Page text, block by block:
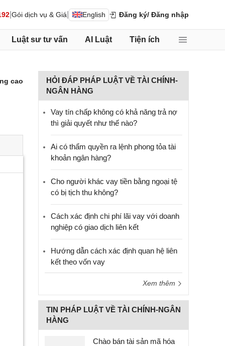
Gói dịch vụ & Giá English Đăng ký/ Đăng nhập
Luật sư tư vấn AI Luật Tiện ích
cao
HỎI ĐÁP PHÁP LUẬT VỀ TÀI CHÍNH-
NGÂN HÀNG
Vay tín chấp không có khả năng trả nợ
thì giải quyết như thế nào?
Ai có thẩm quyền ra lệnh phong tỏa tài
khoản ngân hàng?
Cho người khác vay tiền bằng ngoại tệ
có bị tịch thu không?
Cách xác định chi phí lãi vay với doanh
nghiệp có giao dịch liên kết
Hướng dẫn cách xác định quan hệ liên
kết theo vốn vay
Xem thêm
TIN PHÁP LUẬT VỀ TÀI CHÍNH-NGÂN
HÀNG
Chào bán tài sản mã hóa